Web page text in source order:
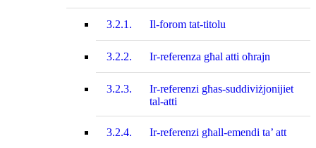
3.2.1. Il-forom tat‑titolu
3.2.2. Ir-referenza għal atti oħrajn
3.2.3.
Ir-referenzi għas-suddiviżjonijiet
tal-atti
3.2.4. Ir-referenzi għall-emendi ta’ att